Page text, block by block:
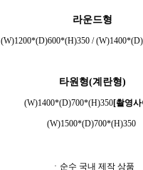
라운드형
(W)1200*(D)600*(H)350 /
타원형(계란형)
(W)1400*(D)700*(H)350[촬영
(W)1500*(D)700*(H)350
ㆍ 순수 국내 제작 상품